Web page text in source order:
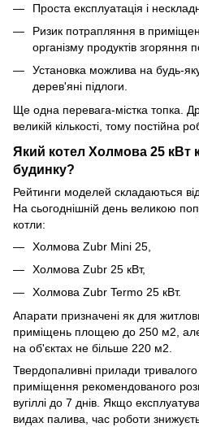
Проста експлуатація і
Ризик потрапляння в
організму продуктів згоряння
Установка можлива на будь-
дерев'яні підлоги.
Ще одна перевага-містка топка.
великій кількості, тому постійна
Який котел Холмова 25 кВт
будинку?
Рейтинги моделей складаються
На сьогоднішній день великою
котли:
Холмова Zubr Mini 25,
Холмова Zubr 25 кВт,
Холмова Zubr Termo 25 кВт.
Апарати призначені як для
приміщень площею до 250 м2,
на об'єктах не більше 220 м2.
Твердопаливні прилади
приміщення рекомендованого
вугіллі до 7 днів. Якщо
видах палива, час роботи